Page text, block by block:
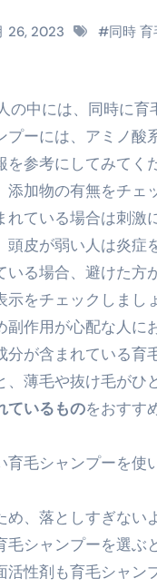
級地震の関連性は？
税はかかるのか？勘
す。これが日本が
40000円を妄想シナ
ーワード】一覧
レ”を確実に取り組
」に引っかからない
入金前の売上をすぐ
クでも可能な資金調
を受けるとリスクが高
％増量の「33000円
ぐセルフバックの全
ットコインに695万
いい場合ってあり
26, 2023 #同時
の中には、同時に育
ーには、アミノ
参考にしてみてく
添加物の有無をチェ
ている場合は刺激
皮が弱い人は炎症
いる場合、避けた方
示をチェック しまし
作用が心配な人に
分が含まれている育
薄毛や抜け毛がひ
ているものをおすす
毛シャンプーを使
、落としすぎな
毛シャンプーを選ぶ
活性剤も育毛シャン